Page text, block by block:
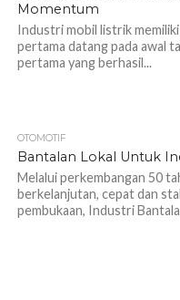
Momentum
Industri mobil listrik memiliki
pertama datang pada awal
pertama yang berhasil...
OTOMOTIF
Bantalan Lokal Untuk
Melalui perkembangan 50
berkelanjutan, cepat dan
pembukaan, Industri